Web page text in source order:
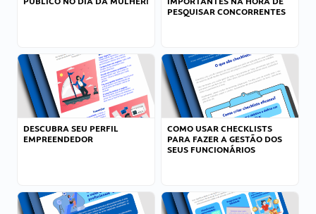
PESQUISAR CONCORRENTES
DESCUBRA SEU PERFIL
EMPREENDEDOR
COMO USAR CHECKLISTS
PARA FAZER A GESTÃO DOS
SEUS FUNCIONÁRIOS